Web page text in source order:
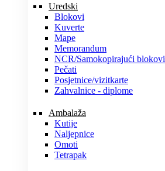
Uredski
Blokovi
Kuverte
Mape
Memorandum
NCR/Samokopirajući blokovi
Pečati
Posjetnice/vizitkarte
Zahvalnice - diplome
Ambalaža
Kutije
Naljepnice
Omoti
Tetrapak